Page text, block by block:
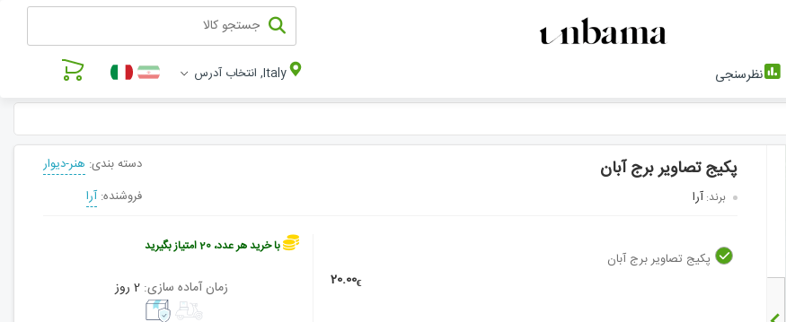
نظرسنجی Italy, انتخاب آدرس
پکیج تصاویر برج آبان
برند:آرا
دسته بندی: هنر-دیوار
فروشنده: آرا
پکیج تصاویر برج آبان
20.00€
با خرید هر عدد، 20 امتیاز بگیرید
زمان آماده سازی:2 روز